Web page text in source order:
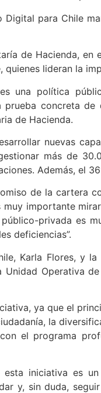
para Chile
de Hacienda,
lideran la
una política
concreta
de Hacienda.
nuevas
más de
Además, el
de la cartera
importante
privada es
deficiencias”.
Karla Flores, y
Operativa
ya que el
la
el programa
iniciativa es
y, sin duda,